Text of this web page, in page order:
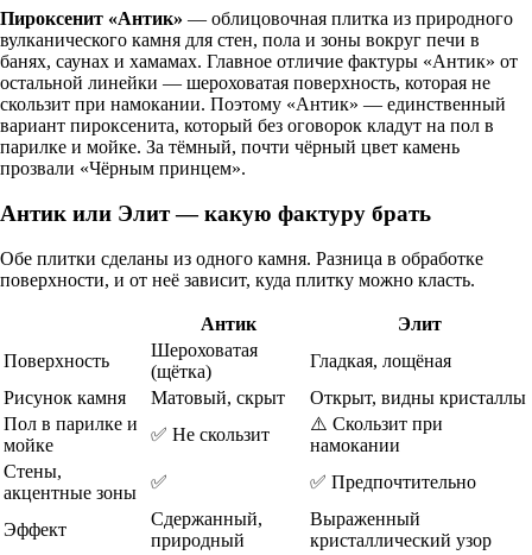
Пироксенит «Антик» — облицовочная плитка из природного
вулканического камня для стен, пола и зоны вокруг печи в
банях, саунах и хамамах. Главное отличие фактуры «Антик» от
остальной линейки — шероховатая поверхность, которая не
скользит при намокании. Поэтому «Антик» — единственный
вариант пироксенита, который без оговорок кладут на пол в
парилке и мойке. За тёмный, почти чёрный цвет камень
прозвали «Чёрным принцем».
Антик или Элит — какую фактуру брать
Обе плитки сделаны из одного камня. Разница в обработке
поверхности, и от неё зависит, куда плитку можно класть.
Антик
Элит
Поверхность
Шероховатая
(щётка)
Гладкая, лощёная
Рисунок камня
Матовый, скрыт
Открыт, видны кристаллы
Пол в парилке и
мойке
✅ Не скользит
⚠️ Скользит при
намокании
Стены,
акцентные зоны
✅ ✅ Предпочтительно
Эффект
Сдержанный,
природный
Выраженный
кристаллический узор